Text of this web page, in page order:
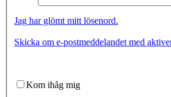
Jag har glömt mitt lösenord.
Skicka om e-postmeddelandet med
Kom ihåg mig